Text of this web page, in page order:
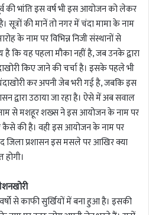
की भांति इस वर्ष भी इस आयोजन को लेकर
की मानें तो नगर में चंदा मामा के नाम
के नाम पर विभिन्न निजी संस्थानों से
कि यह पहला मौका नहीं है, जब उनके द्वारा
किए जाने की चर्चा है। इसके पहले भी
कर अपनी जेब भरी गई है, जबकि इस
द्वारा उठाया जा रहा है। ऐसे में अब सवाल
से मशहूर शख्स ने इस आयोजन के नाम पर
कैसे की है। वही इस आयोजन के नाम पर
जिला प्रशासन इस मसले पर आखिर क्या
से काफी सुर्खियों में बना हुआ है। इसकी